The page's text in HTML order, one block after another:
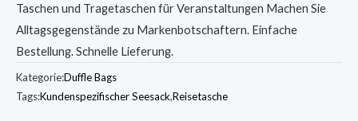
Taschen und Tragetaschen für Veranstaltungen Machen Sie
Alltagsgegenstände zu Markenbotschaftern. Einfache
Bestellung. Schnelle Lieferung.
Kategorie:Duffle Bags
Tags:Kundenspezifischer Seesack,Reisetasche